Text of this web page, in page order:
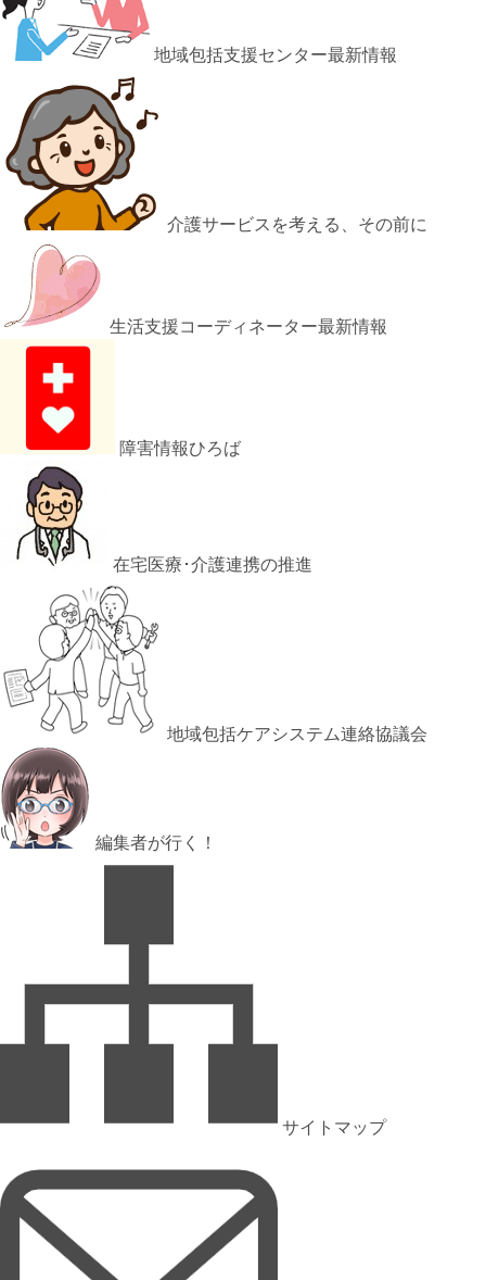
地域包括支援センター最新情報
介護サービスを考える、その前に
生活支援コーディネーター最新情報
障害情報ひろば
在宅医療･介護連携の推進
地域包括ケアシステム連絡協議会
編集者が行く！
サイトマップ